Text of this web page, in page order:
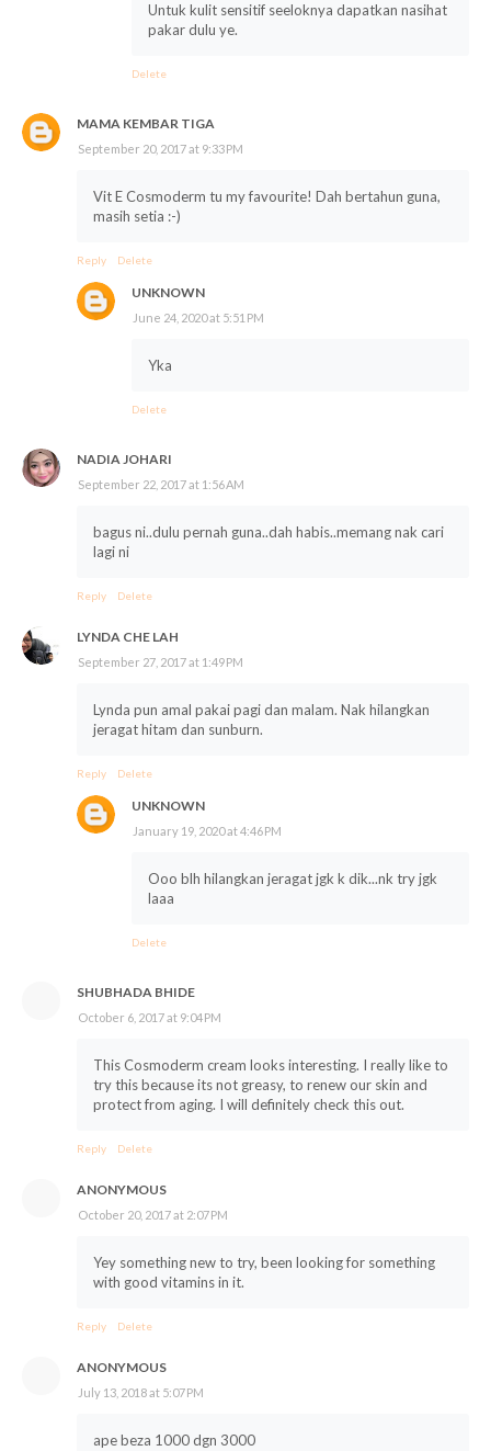
Untuk kulit sensitif seeloknya dapatkan nasihat
pakar dulu ye.
Delete
MAMA KEMBAR TIGA
September 20, 2017 at 9:33 PM
Vit E Cosmoderm tu my favourite! Dah bertahun guna,
masih setia :-)
Reply Delete
UNKNOWN
June 24, 2020 at 5:51 PM
Yka
Delete
NADIA JOHARI
September 22, 2017 at 1:56 AM
bagus ni..dulu pernah guna..dah habis..memang nak cari
lagi ni
Reply Delete
LYNDA CHE LAH
September 27, 2017 at 1:49 PM
Lynda pun amal pakai pagi dan malam. Nak hilangkan
jeragat hitam dan sunburn.
Reply Delete
UNKNOWN
January 19, 2020 at 4:46 PM
Ooo blh hilangkan jeragat jgk k dik...nk try jgk
laaa
Delete
SHUBHADA BHIDE
October 6, 2017 at 9:04 PM
This Cosmoderm cream looks interesting. I really like to
try this because its not greasy, to renew our skin and
protect from aging. I will definitely check this out.
Reply Delete
ANONYMOUS
October 20, 2017 at 2:07 PM
Yey something new to try, been looking for something
with good vitamins in it.
Reply Delete
ANONYMOUS
July 13, 2018 at 5:07 PM
ape beza 1000 dgn 3000